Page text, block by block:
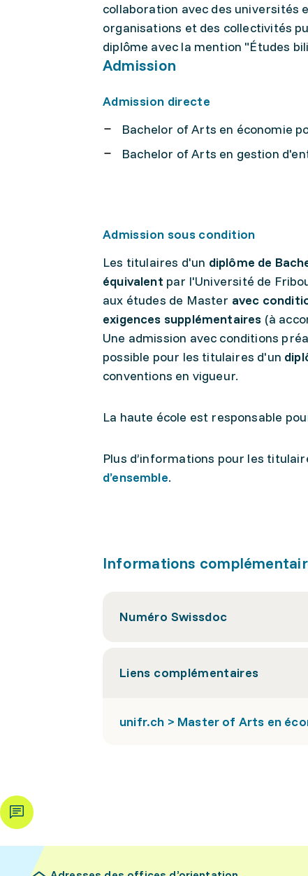
collaboration avec des universités
organisations et des collectivités
diplôme avec la mention "Études
Admission
Admission directe
Bachelor of Arts en économie
Bachelor of Arts en gestion
Admission sous condition
Les titulaires d'un diplôme de
équivalent par l'Université de
aux études de Master avec
exigences supplémentaires (à
Une admission avec conditions
possible pour les titulaires d'un
conventions en vigueur.
La haute école est responsable
Plus d’informations pour les
d’ensemble.
Informations
Numéro Swissdoc
Liens complémentaires
unifr.ch > Master of Arts en